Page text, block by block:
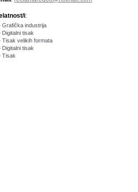
i:
Grafička industrija
Digitalni tisak
Tisak velikih formata
Digitalni tisak
Tisak